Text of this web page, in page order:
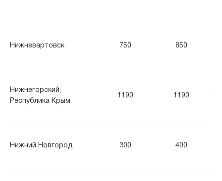
Нижневартовск 750 850
Нижнегорский,
Республика Крым
1190 1190
Нижний Новгород 300 400